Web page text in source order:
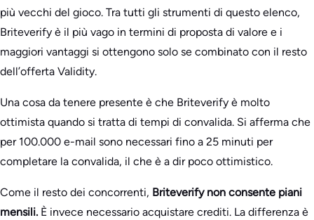
più vecchi del gioco. Tra tutti gli strumenti di questo elenco,
Briteverify è il più vago in termini di proposta di valore e i
maggiori vantaggi si ottengono solo se combinato con il resto
dell’offerta Validity.
Una cosa da tenere presente è che Briteverify è molto
ottimista quando si tratta di tempi di convalida. Si afferma che
per 100.000 e-mail sono necessari fino a 25 minuti per
completare la convalida, il che è a dir poco ottimistico.
Come il resto dei concorrenti, Briteverify non consente piani
mensili. È invece necessario acquistare crediti. La differenza è